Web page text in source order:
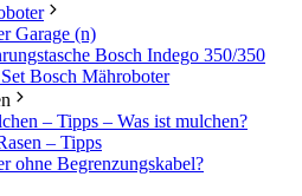
Garage (n)
Bosch Indego 350/350
Bosch Mähroboter
– Tipps – Was ist mulchen?
– Tipps
ohne Begrenzungskabel?